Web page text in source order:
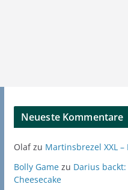
Neueste Kommentare
Olafzu Martinsbrezel XXL –
Bolly Gamezu Darius
Cheesecake